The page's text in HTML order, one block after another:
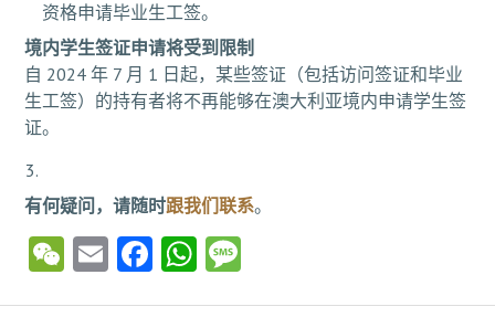
资格申请毕业生工签。
境内学生签证申请将受到限制
自 2024 年 7 月 1 日起，某些签证（包括访问签证和毕业
生工签）的持有者将不再能够在澳大利亚境内申请学生签
证。
有何疑问，请随时跟我们联系。
WeChat
EmailFacebook
WhatsApp
Message